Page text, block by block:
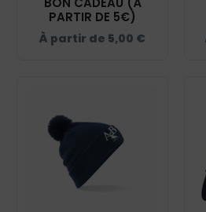
PARTIR DE 5€)
À partir de 5,00 €